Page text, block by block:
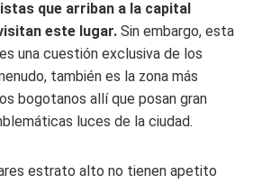
que arriban a la capital
este lugar. Sin embargo, esta
una cuestión exclusiva de los
también es la zona más
bogotanos allí que posan gran
luces de la ciudad.
estrato alto no tienen apetito